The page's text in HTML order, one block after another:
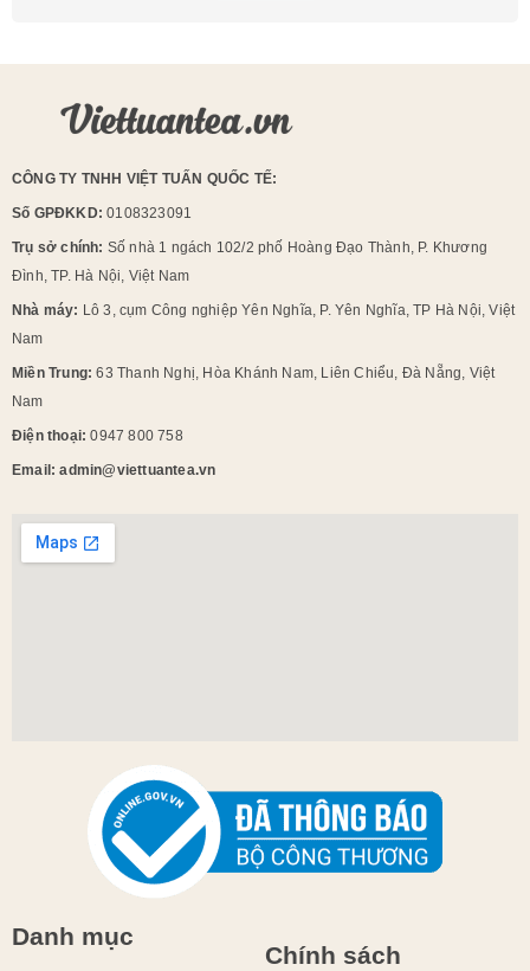
CÔNG TY TNHH VIỆT TUẤN QUỐC TẾ:
Số GPĐKKD: 0108323091
Trụ sở chính: Số nhà 1 ngách 102/2 phố Hoàng Đạo Thành, P. Khương
Đình, TP. Hà Nội, Việt Nam
Nhà máy: Lô 3, cụm Công nghiệp Yên Nghĩa, P. Yên Nghĩa, TP Hà Nội, Việt
Nam
Miền Trung:63 Thanh Nghị, Hòa Khánh Nam, Liên Chiểu, Đà Nẵng, Việt
Nam
Điện thoại:0947 800 758
Email: admin@viettuantea.vn
Danh mục
Chính sách